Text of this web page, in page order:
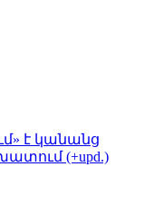
է կանանց
(+upd.)